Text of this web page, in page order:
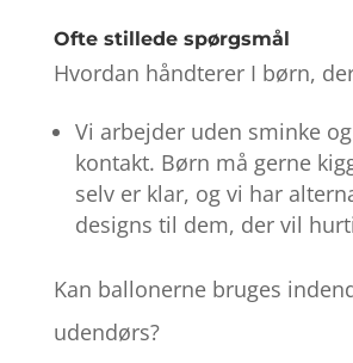
Ofte stillede spørgsmål
Hvordan håndterer I børn,
Vi arbejder uden sminke
kontakt. Børn må gerne
selv er klar, og vi har
designs til dem, der vil
Kan ballonerne bruges
udendørs?